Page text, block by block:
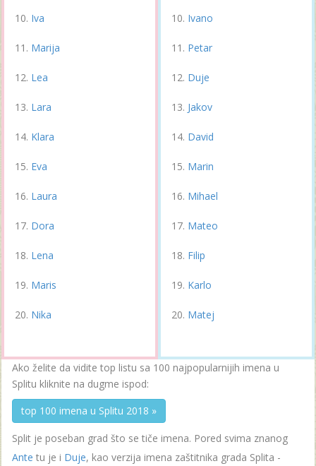
Iva
Marija
Lea
Lara
Klara
Eva
Laura
Dora
Lena
Maris
Nika
Ivano
Petar
Duje
Jakov
David
Marin
Mihael
Mateo
Filip
Karlo
Matej
Ako želite da vidite top listu sa 100 najpopularnijih imena u
Splitu kliknite na dugme ispod:
top 100 imena u Splitu 2018 »
Split je poseban grad što se tiče imena. Pored svima znanog
Ante tu je i Duje, kao verzija imena zaštitnika grada Splita -